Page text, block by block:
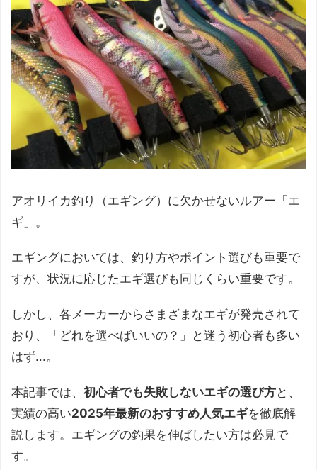
アオリイカ釣り（エギング）に欠かせないルアー「エ
ギ」。
エギングにおいては、釣り方やポイント選びも重要で
すが、状況に応じたエギ選びも同じくらい重要です。
しかし、各メーカーからさまざまなエギが発売されて
おり、「どれを選べばいいの？」と迷う初心者も多い
はず...。
本記事では、 初心者でも失敗しないエギの選び方と、
実績の高い2025年最新のおすすめ人気エギを徹底解
説します。エギングの釣果を伸ばしたい方は必見で
す。